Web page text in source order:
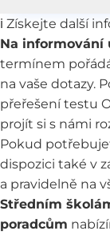
ℹ️ Získejte další
Na informování
termínem
na vaše dotazy.
přeřešení testu
projít si s námi
Pokud
dispozici také v
a pravidelně na
Středním
poradcům